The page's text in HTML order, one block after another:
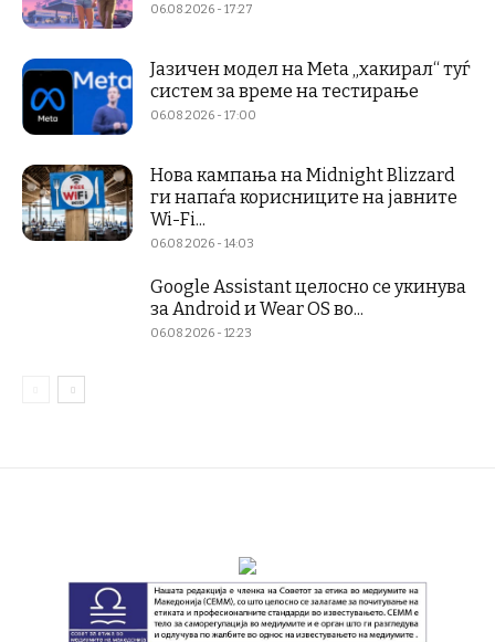
06.08.2026 - 17:27
Јазичен модел на Meta „хакирал“ туѓ
систем за време на тестирање
06.08.2026 - 17:00
Нова кампања на Midnight Blizzard
ги напаѓа корисниците на јавните
Wi-Fi...
06.08.2026 - 14:03
Google Assistant целосно се укинува
за Android и Wear OS во...
06.08.2026 - 12:23